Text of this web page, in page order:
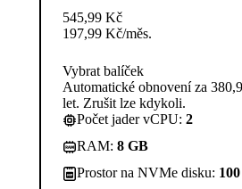
545,99 Kč
197,99 Kč/měs.
Vybrat balíček
Automatické obnovení za
let. Zrušit lze kdykoli.
Počet jader vCPU: 2
RAM: 8 GB
Prostor na NVMe disku: